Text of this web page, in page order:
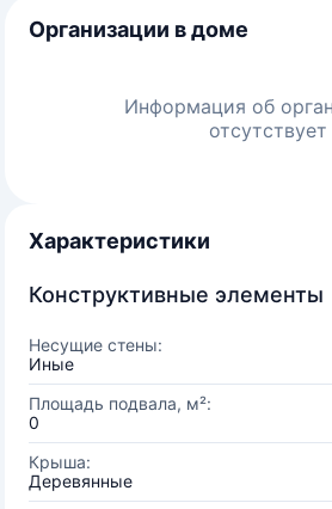
Организации в доме
Информация об
отсутствует
Характеристики
Конструктивные элементы
Несущие стены:
Иные
Площадь подвала, м²:
0
Крыша:
Деревянные